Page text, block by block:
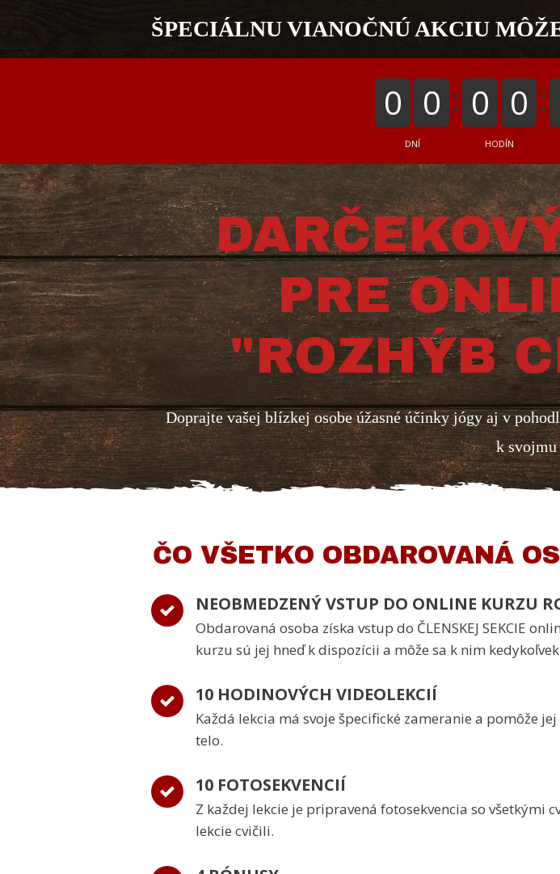
ŠPECIÁLNU VIANOČNÚ AKCIU
0 0
DNÍ
0 0
HODÍN
PRE
"ROZHÝB
Doprajte vašej blízkej osobe úžasné účinky jógy aj v
k
ČO VŠETKO OBDAROVANÁ
NEOBMEDZENÝ VSTUP DO ONLINE KURZU
Obdarovaná osoba získa vstup do ČLENSKEJ SEKCIE
kurzu sú jej hneď k dispozícii a môže sa k nim
10 HODINOVÝCH VIDEOLEKCIÍ
Každá lekcia má svoje špecifické zameranie a pomôže
telo.
10 FOTOSEKVENCIÍ
Z každej lekcie je pripravená fotosekvencia so všetkými
lekcie cvičili.